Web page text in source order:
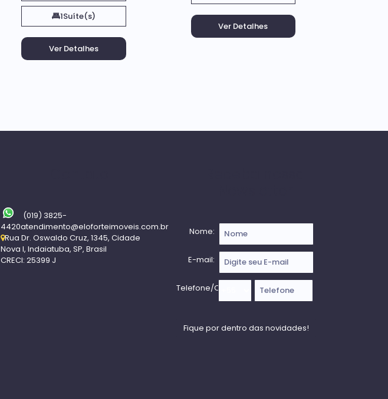
1Suíte(s)
(019) 3825-
4420atendimento@eloforteimoveis.com.br
Rua Dr. Oswaldo Cruz, 1345, Cidade
Nova I, Indaiatuba, SP, Brasil
CRECI: 25399 J
Nome:
E-mail:
Telefone/Celular: